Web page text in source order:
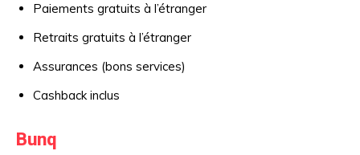
Paiements gratuits à l’étranger
Retraits gratuits à l’étranger
Assurances (bons services)
Cashback inclus
Bunq